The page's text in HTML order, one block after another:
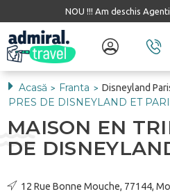
NOU !!! Am deschis
Acasă > Franta > Disneyland
PRES DE DISNEYLAND ET
MAISON EN
DE
12 Rue Bonne Mouche, 77144,